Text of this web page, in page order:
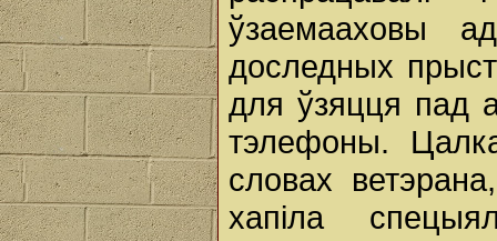
ўзаемааховы
доследных
для ўзяцця пад
тэлефоны.
словах
хапіла